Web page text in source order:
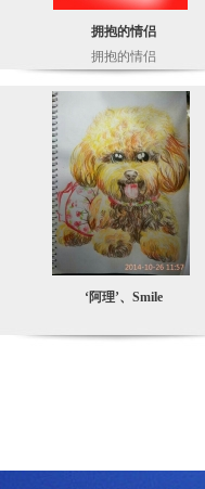
拥抱的情侣
拥抱的情侣
‘阿理’、Smile